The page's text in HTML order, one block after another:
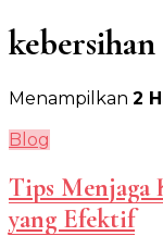
Menampilkan 2
Blog
Tips Menjaga
yang Efektif